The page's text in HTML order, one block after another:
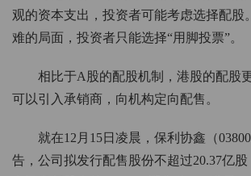
观的资本支出，投资者可能考虑选择配股
难的局面，投资者只能选择“用脚投票”。
相比于A股的配股机制，港股的配股
可以引入承销商，向机构定向配售。
就在12月15日凌晨，保利协鑫（
告，公司拟发行配售股份不超过20.37亿